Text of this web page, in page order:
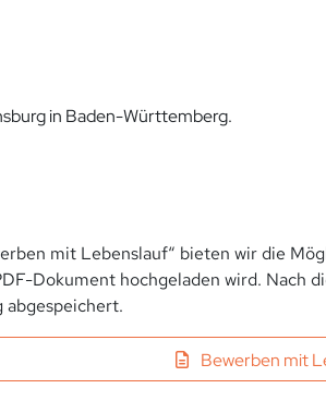
in Baden-Württemberg.
mit Lebenslauf“ bieten wir die
Dokument hochgeladen wird. Nach
abgespeichert.
Bewerben mit